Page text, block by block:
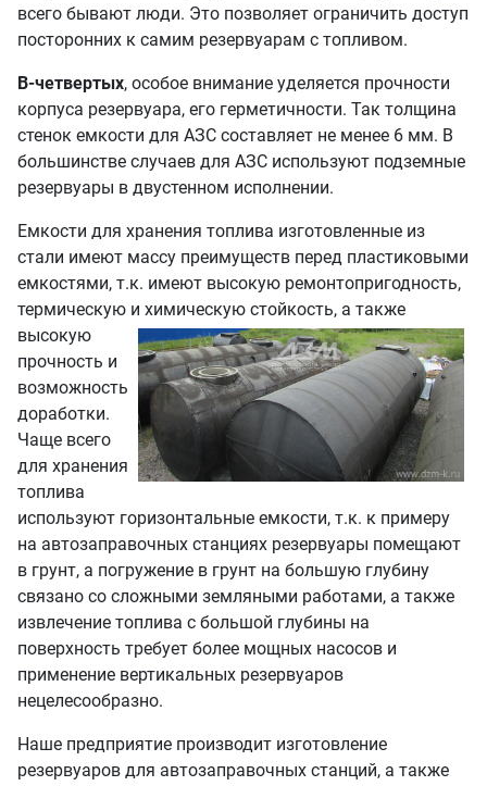
всего бывают люди. Это позволяет ограничить доступ
посторонних к самим резервуарам с топливом.
В-четвертых, особое внимание уделяется прочности
корпуса резервуара, его герметичности. Так толщина
стенок емкости для АЗС составляет не менее 6 мм. В
большинстве случаев для АЗС используют подземные
резервуары в двустенном исполнении.
Емкости для хранения топлива изготовленные из
стали имеют массу преимуществ перед пластиковыми
емкостями, т.к. имеют высокую ремонтопригодность,
термическую и химическую стойкость, а также
высокую
прочность и
возможность
доработки.
Чаще всего
для хранения
топлива
используют горизонтальные емкости, т.к. к примеру
на автозаправочных станциях резервуары помещают
в грунт, а погружение в грунт на большую глубину
связано со сложными земляными работами, а также
извлечение топлива с большой глубины на
поверхность требует более мощных насосов и
применение вертикальных резервуаров
нецелесообразно.
Наше предприятие производит изготовление
резервуаров для автозаправочных станций, а также